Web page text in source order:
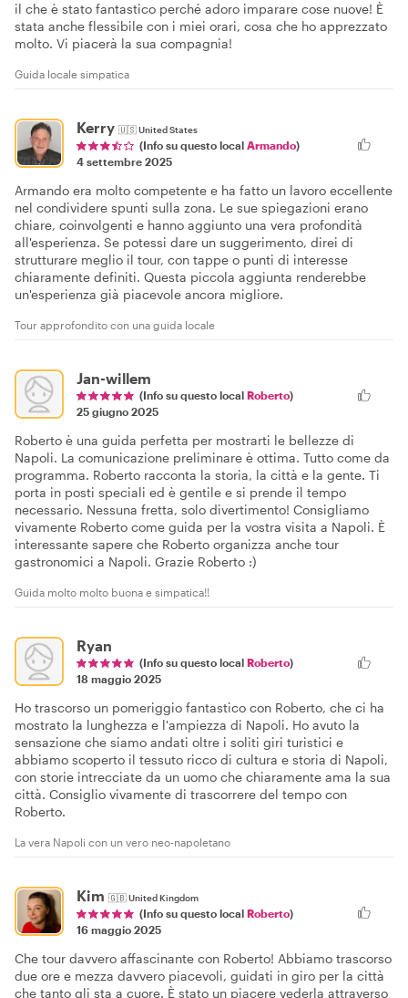
il che è stato fantastico perché adoro imparare cose nuove! È
stata anche flessibile con i miei orari, cosa che ho apprezzato
molto. Vi piacerà la sua compagnia!
Guida locale simpatica
Kerry 🇺🇸United States
(Info su questo local Armando)
4 settembre 2025
Armando era molto competente e ha fatto un lavoro eccellente
nel condividere spunti sulla zona. Le sue spiegazioni erano
chiare, coinvolgenti e hanno aggiunto una vera profondità
all'esperienza. Se potessi dare un suggerimento, direi di
strutturare meglio il tour, con tappe o punti di interesse
chiaramente definiti. Questa piccola aggiunta renderebbe
un'esperienza già piacevole ancora migliore.
Tour approfondito con una guida locale
Jan-willem
(Info su questo local Roberto)
25 giugno 2025
Roberto è una guida perfetta per mostrarti le bellezze di
Napoli. La comunicazione preliminare è ottima. Tutto come da
programma. Roberto racconta la storia, la città e la gente. Ti
porta in posti speciali ed è gentile e si prende il tempo
necessario. Nessuna fretta, solo divertimento! Consigliamo
vivamente Roberto come guida per la vostra visita a Napoli. È
interessante sapere che Roberto organizza anche tour
gastronomici a Napoli. Grazie Roberto :)
Guida molto molto buona e simpatica!!
Ryan
(Info su questo local Roberto)
18 maggio 2025
Ho trascorso un pomeriggio fantastico con Roberto, che ci ha
mostrato la lunghezza e l'ampiezza di Napoli. Ho avuto la
sensazione che siamo andati oltre i soliti giri turistici e
abbiamo scoperto il tessuto ricco di cultura e storia di Napoli,
con storie intrecciate da un uomo che chiaramente ama la sua
città. Consiglio vivamente di trascorrere del tempo con
Roberto.
La vera Napoli con un vero neo-napoletano
Kim 🇬🇧United Kingdom
(Info su questo local Roberto)
16 maggio 2025
Che tour davvero affascinante con Roberto! Abbiamo trascorso
due ore e mezza davvero piacevoli, guidati in giro per la città
che tanto gli sta a cuore. È stato un piacere vederla attraverso